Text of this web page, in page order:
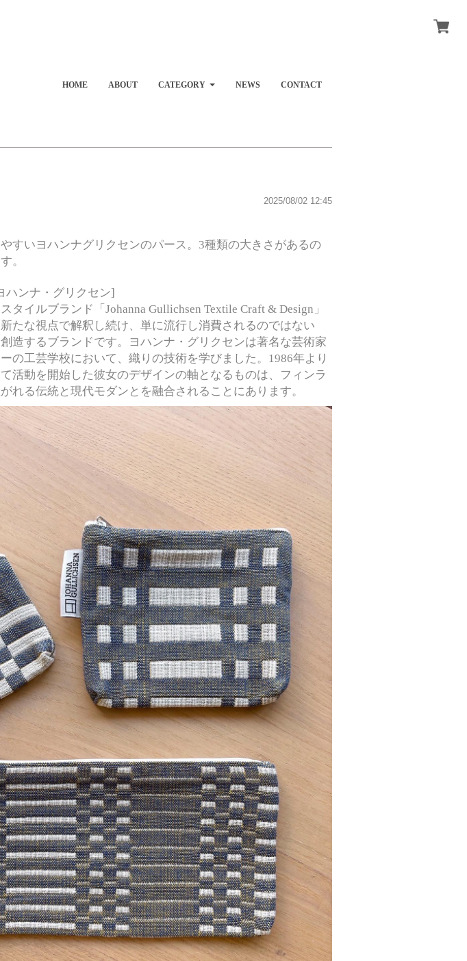
HOME ABOUT CATEGORY NEWS CONTACT
2025/08/02 12:45
すいヨハンナグリクセンのパース。3種類の大きさがあるの
。
ハンナ・グリクセン]
タイルブランド「Johanna Gullichsen Textile Craft & Design」
たな視点で解釈し続け、単に流行し消費されるのではない
造するブランドです。ヨハンナ・グリクセンは著名な芸術家
の工芸学校において、織りの技術を学びました。1986年より
活動を開始した彼女のデザインの軸となるものは、フィンラ
れる伝統と現代モダンとを融合されることにあります。